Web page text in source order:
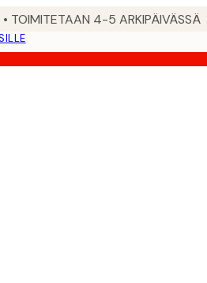
TOIMITETAAN 4-5 ARKIPÄIVÄSSÄ